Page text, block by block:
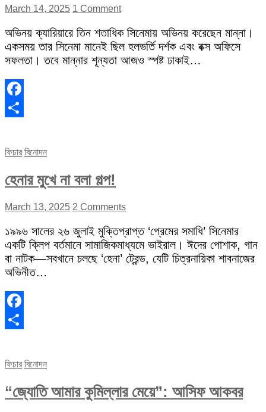
March 14, 2025 1 Comment
অভিনয় ক্যারিয়ারে তিন শতাধিক সিনেমায় অভিনয় করেছেন মান্না।
একসময় তার সিনেমা মানেই ছিল হলভর্তি দর্শক এবং বক্স অফিসে
সফলতা। তবে মান্নার শূন্যতা আজও স্পষ্ট ঢাকাই…
Facebook
ফিচার বিনোদন
হেনার মুখে না বলা গল্প!
March 13, 2025 2 Comments
১৯৯৬ সালের ২৬ জুলাই মুক্তিপ্রাপ্ত ‘প্রেমের সমাধি’ সিনেমার
একটি ক্লিপ বর্তমানে সামাজিকমাধ্যমে ভাইরাল। ঈদের পোশাক, গান
বা নাটক—সবখানে চলছে ‘হেনা’ ট্রেন্ড, যেটি চিত্রনায়িকা শাবনাজের
অভিনীত…
Facebook
ফিচার বিনোদন
“জ্যোতি আমার কুমিল্লার মেয়ে”: আসিফ আকবর